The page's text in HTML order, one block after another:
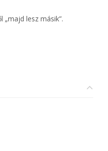
„majd lesz másik”.